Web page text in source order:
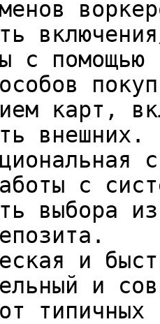
с помощью
карт,
внешних.
с
выбора
и
и
типичных